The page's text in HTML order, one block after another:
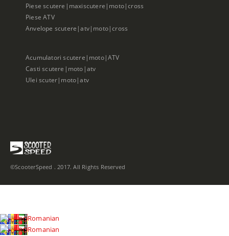
Piese scutere|maxiscutere|moto|cross
Piese ATV
Anvelope scutere|atv|moto|cross
Acumulatori scutere|moto|ATV
Casti scutere|moto|atv
Ulei scuter|moto|atv
©ScooterSpeed . 2017. All Rights Reserved
Romanian
Romanian